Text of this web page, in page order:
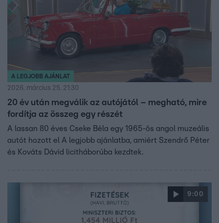
A LEGJOBB AJÁNLAT
2026. március 25. 21:30
20 év után megválik az autójától – megható, mire
fordítja az összeg egy részét
A lassan 80 éves Cseke Béla egy 1965-ös angol muzeális
autót hozott el A legjobb ajánlatba, amiért Szendrő Péter
és Kováts Dávid licitháborúba kezdtek.
9:00